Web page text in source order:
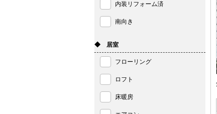
内装リフォーム済
南向き
◆ 居室
フローリング
ロフト
床暖房